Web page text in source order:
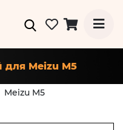
для Meizu M5
Meizu M5